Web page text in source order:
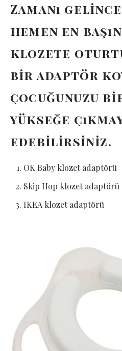
Zamanı
hemen en
klozete
bir adaptör
çocuğunuzu
yükseğe
edebilirsiniz.
OK Baby klozet adaptörü
Skip Hop klozet adaptörü
IKEA klozet adaptörü